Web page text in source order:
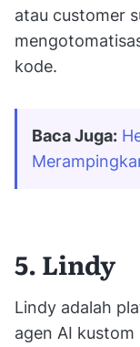
atau customer
kode.
Baca Juga:
5. Lindy
Lindy adalah
agen AI kustom